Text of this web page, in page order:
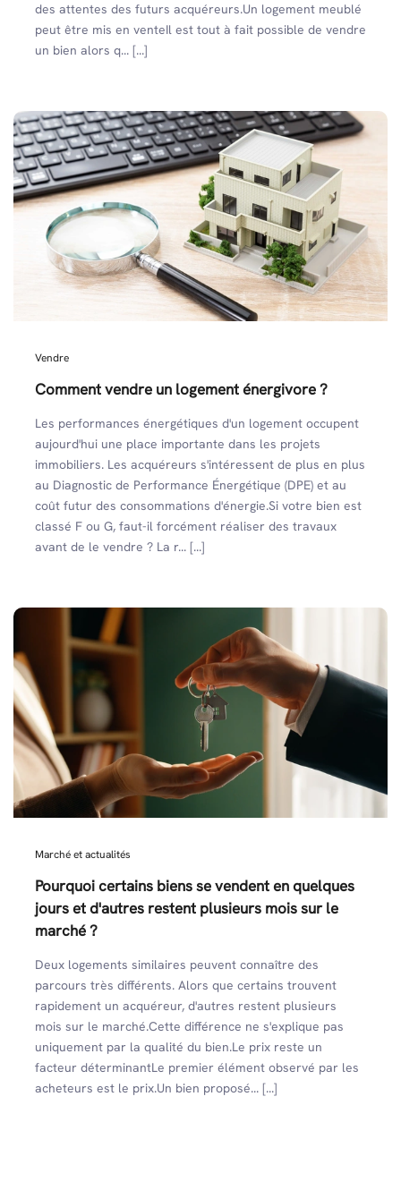
des attentes des futurs acquéreurs.Un logement meublé
peut être mis en venteIl est tout à fait possible de vendre
un bien alors q... [...]
Vendre
Comment vendre un logement énergivore ?
Les performances énergétiques d'un logement occupent
aujourd'hui une place importante dans les projets
immobiliers. Les acquéreurs s'intéressent de plus en plus
au Diagnostic de Performance Énergétique (DPE) et au
coût futur des consommations d'énergie.Si votre bien est
classé F ou G, faut-il forcément réaliser des travaux
avant de le vendre ? La r... [...]
Marché et actualités
Pourquoi certains biens se vendent en quelques
jours et d'autres restent plusieurs mois sur le
marché ?
Deux logements similaires peuvent connaître des
parcours très différents. Alors que certains trouvent
rapidement un acquéreur, d'autres restent plusieurs
mois sur le marché.Cette différence ne s'explique pas
uniquement par la qualité du bien.Le prix reste un
facteur déterminantLe premier élément observé par les
acheteurs est le prix.Un bien proposé... [...]